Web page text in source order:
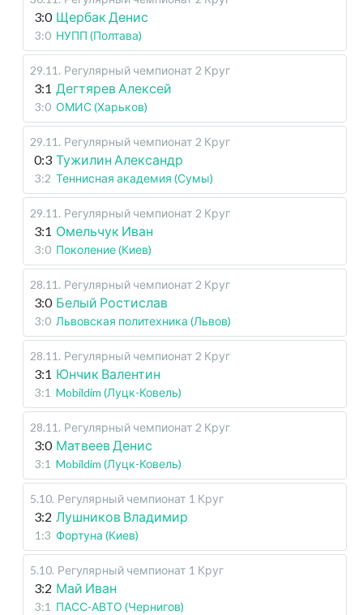
3:0 Щербак Денис
3:0 НУПП (Полтава)
29.11 . Регулярный чемпионат 2 Круг
3:1 Дегтярев Алексей
3:0 ОМИС (Харьков)
29.11 . Регулярный чемпионат 2 Круг
0:3 Тужилин Александр
3:2 Теннисная академия (Сумы)
29.11 . Регулярный чемпионат 2 Круг
3:1 Омельчук Иван
3:0 Поколение (Киев)
28.11 . Регулярный чемпионат 2 Круг
3:0 Белый Ростислав
3:0 Львовская политехника (Львов)
28.11 . Регулярный чемпионат 2 Круг
3:1 Юнчик Валентин
3:1 Mobildim (Луцк-Ковель)
28.11 . Регулярный чемпионат 2 Круг
3:0 Матвеев Денис
3:1 Mobildim (Луцк-Ковель)
5.10. Регулярный чемпионат 1 Круг
3:2 Лушников Владимир
1:3 Фортуна (Киев)
5.10. Регулярный чемпионат 1 Круг
3:2 Май Иван
3:1 ПАСС-АВТО (Чернигов)